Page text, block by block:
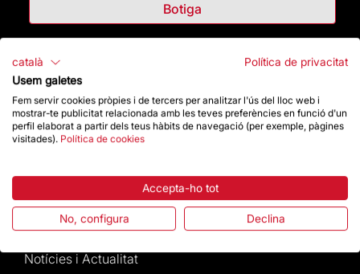
Botiga
Destacats
La Fundació
Preguntes freqüents
Atenció al Visitant
Normativa i condicions de compra
Notícies i Actualitat
català
Política de privacitat
Usem galetes
Fem servir cookies pròpies i de tercers per analitzar l'ús del lloc web i
mostrar-te publicitat relacionada amb les teves preferències en funció d'un
perfil elaborat a partir dels teus hàbits de navegació (per exemple, pàgines
visitades). Política de cookies
Accepta-ho tot
No, configura Declina